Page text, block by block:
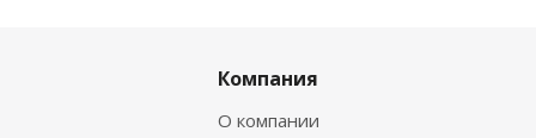
Компания
О компании